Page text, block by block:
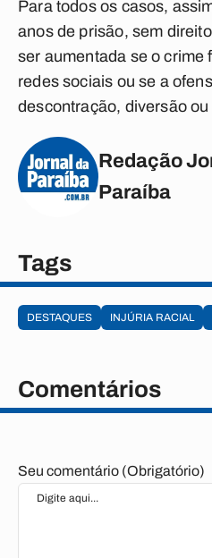
Para todos os casos,
anos de prisão, sem
ser aumentada se o crime
redes sociais ou se a
descontração, diversão ou
Redação
Paraíba
Tags
DESTAQUES INJÚRIA RACIAL
Comentários
Seu comentário (Obrigatório)